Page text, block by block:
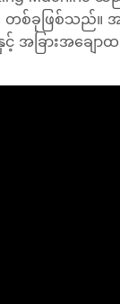
တစ်ခုဖြစ်သည်
အခြားအချ